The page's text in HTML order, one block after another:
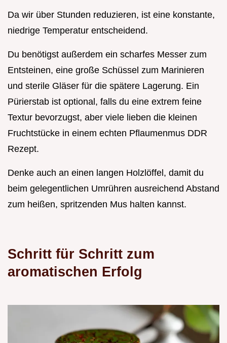
Da wir über Stunden reduzieren, ist eine konstante,
niedrige Temperatur entscheidend.
Du benötigst außerdem ein scharfes Messer zum
Entsteinen, eine große Schüssel zum Marinieren
und sterile Gläser für die spätere Lagerung. Ein
Pürierstab ist optional, falls du eine extrem feine
Textur bevorzugst, aber viele lieben die kleinen
Fruchtstücke in einem echten Pflaumenmus DDR
Rezept.
Denke auch an einen langen Holzlöffel, damit du
beim gelegentlichen Umrühren ausreichend Abstand
zum heißen, spritzenden Mus halten kannst.
Schritt für Schritt zum
aromatischen Erfolg